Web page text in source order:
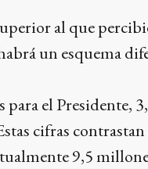
al que
un esquema
el Presidente,
cifras
9,5